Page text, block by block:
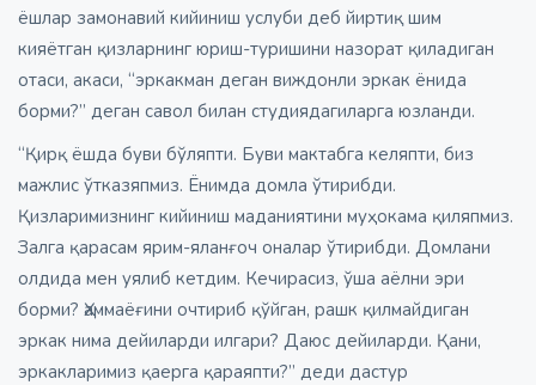
ёшлар замонавий кийиниш услуби деб йиртиқ шим
кияётган қизларнинг юриш-туришини назорат қиладиган
отаси, акаси, “эркакман деган виждонли эркак ёнида
борми?” деган савол билан студиядагиларга юзланди.
“Қирқ ёшда буви бўляпти. Буви мактабга келяпти, биз
мажлис ўтказяпмиз. Ёнимда домла ўтирибди.
Қизларимизнинг кийиниш маданиятини муҳокама қиляпмиз.
Залга қарасам ярим-яланғоч оналар ўтирибди. Домлани
олдида мен уялиб кетдим. Кечирасиз, ўша аёлни эри
борми? Ҳаммаёғини очтириб қўйган, рашк қилмайдиган
эркак нима дейиларди илгари? Даюс дейиларди. Қани,
эркакларимиз қаерга қараяпти?” деди дастур